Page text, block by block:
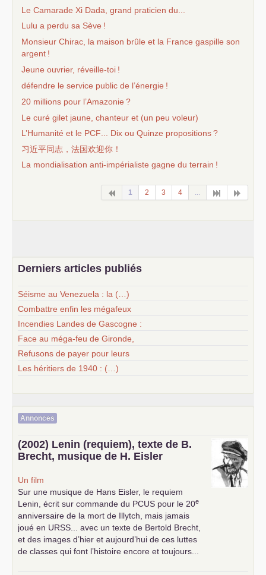
Le Camarade Xi Dada, grand praticien du...
Lulu a perdu sa Sève !
Monsieur Chirac, la maison brûle et la France gaspille son
argent !
Jeune ouvrier, réveille-toi !
défendre le service public de l’énergie !
20 millions pour l’Amazonie ?
Le curé gilet jaune, chanteur et (un peu voleur)
L’Humanité et le PCF ... Dix ou Quinze propositions?
习近平同志，法国欢迎你！
La mondialisation anti-impérialiste gagne du terrain !
1 2 3 4 ...
Derniers articles publiés
Séisme au Venezuela : la (…)
Combattre enfin les mégafeux
Incendies Landes de Gascogne :
Face au méga-feu de Gironde,
Refusons de payer pour leurs
Les héritiers de 1940 : (…)
Annonces
(2002) Lenin (requiem), texte de B.
Brecht, musique de H. Eisler
Un film
Sur une musique de Hans Eisler, le requiem
Lenin, écrit sur commande du PCUS pour le 20e
anniversaire de la mort de Illytch, mais jamais
joué en URSS ... avec un texte de Bertold Brecht,
et des images d’hier et aujourd’hui de ces luttes
de classes qui font l’histoire encore et toujours...